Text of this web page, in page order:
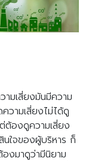
มเสี่ยงมันมีความ
วามเสี่ยงไม่ได้ดู
ต้องดูความเสี่ยง
นใจของผู้บริหาร ก็
งมาดูว่ามีนิยาม